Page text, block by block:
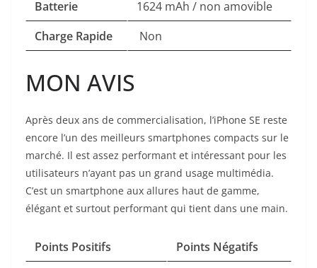
Batterie
1624 mAh / non amovible
Charge Rapide
Non
MON AVIS
Après deux ans de commercialisation, l’iPhone SE reste
encore l’un des meilleurs smartphones compacts sur le
marché. Il est assez performant et intéressant pour les
utilisateurs n’ayant pas un grand usage multimédia.
C’est un smartphone aux allures haut de gamme,
élégant et surtout performant qui tient dans une main.
Points Positifs
Points Négatifs